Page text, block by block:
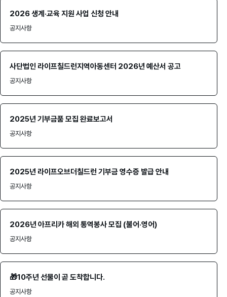
2026 생계·교육 지원 사업 신청 안내
공지사항
사단법인 라이프칠드런지역아동센터 2026년 예산서 공고
공지사항
2025년 기부금품 모집 완료보고서
공지사항
2025년 라이프오브더칠드런 기부금 영수증 발급 안내
공지사항
2026년 아프리카 해외 통역봉사 모집 (불어·영어)
공지사항
🎁10주년 선물이 곧 도착합니다.
공지사항